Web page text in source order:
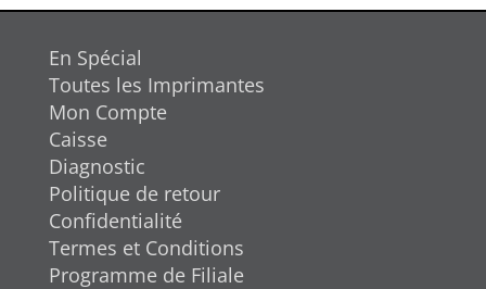
En Spécial
Toutes les Imprimantes
Mon Compte
Caisse
Diagnostic
Politique de retour
Confidentialité
Termes et Conditions
Programme de Filiale